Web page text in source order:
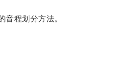
程划分方法。